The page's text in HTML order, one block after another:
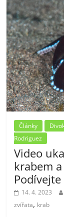
Články
Rodriguez
Video
krabem
Podívejte
14. 4. 2023
zvířata, krab